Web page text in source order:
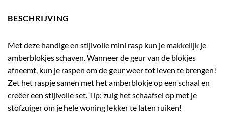
BESCHRIJVING
Met deze handige en stijlvolle mini rasp kun je makkelijk je
amberblokjes schaven. Wanneer de geur van de blokjes
afneemt, kun je raspen om de geur weer tot leven te brengen!
Zet het raspje samen met het amberblokje op een schaal en
creëer een stijlvolle set. Tip: zuig het schaafsel op met je
stofzuiger om je hele woning lekker te laten ruiken!